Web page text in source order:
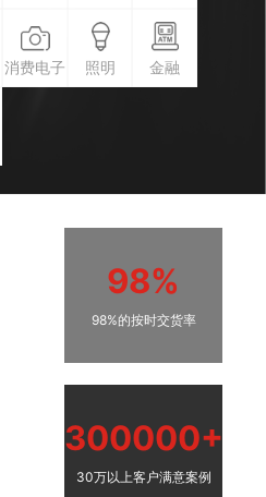
消费电子 照明 金融
98%
98%的按时交货率
300000+
30万以上客户满意案例